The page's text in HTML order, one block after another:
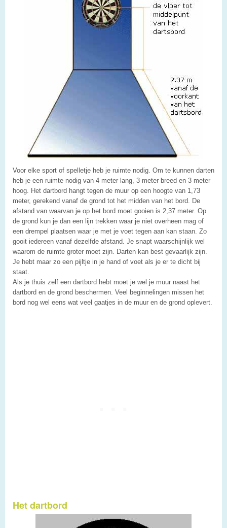
Voor elke sport of spelletje heb je ruimte nodig. Om te kunnen darten
heb je een ruimte nodig van 4 meter lang, 3 meter breed en 3 meter
hoog. Het dartbord hangt tegen de muur op een hoogte van 1,73
meter, gerekend vanaf de grond tot het midden van het bord. De
afstand van waarvan je op het bord moet gooien is 2,37 meter. Op
de grond kun je dan een lijn trekken waar je niet overheen mag of
een drempel plaatsen waar je met je voet tegen aan kan staan. Zo
gooit iedereen vanaf dezelfde afstand. Je snapt waarschijnlijk wel
waarom de ruimte groter moet zijn. Darten kan best gevaarlijk zijn.
Je hebt maar zo een pijltje in je hand of voet als je er te dicht bij
staat.
Als je thuis zelf een dartbord hebt moet je wel je muur naast het
dartbord en de grond beschermen. Veel beginnelingen missen het
bord nog wel eens wat veel gaatjes in de muur en de grond oplevert.
Het dartbord